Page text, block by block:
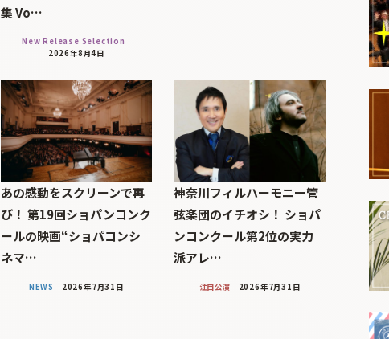
集 Vo…
New Release Selection
2026年8月4日
あの感動をスクリーンで再
び！ 第19回ショパンコンク
ールの映画“ショパコンシ
ネマ…
NEWS 2026年7月31日
神奈川フィルハーモニー管
弦楽団のイチオシ！ ショパ
ンコンクール第2位の実力
派アレ…
注目公演 2026年7月31日